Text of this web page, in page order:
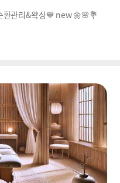
환관리&왁싱💙 new 🌼🌸💐